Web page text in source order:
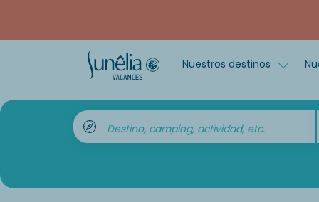
Nuestros destinos
Destino, camping, actividad, etc.